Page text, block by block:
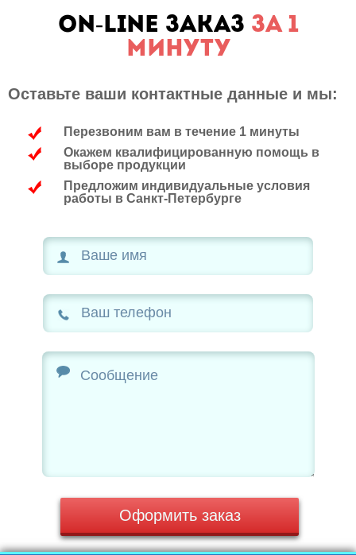
ON-LINE заказ за 1
минуту
Оставьте ваши контактные данные и мы:
Перезвоним вам в течение 1 минуты
Окажем квалифицированную помощь в
выборе продукции
Предложим индивидуальные условия
работы в Санкт-Петербурге
Оформить заказ